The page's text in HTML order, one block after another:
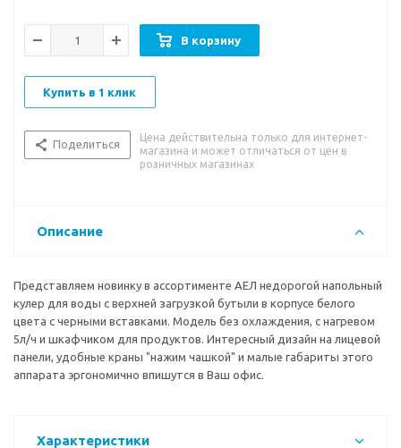
В корзину
Купить в 1 клик
Поделиться
Цена действительна только для интернет-
магазина и может отличаться от цен в
розничных магазинах
Описание
Представляем новинку в ассортименте АЕЛ недорогой напольный
кулер для воды с верхней загрузкой бутыли в корпусе белого
цвета с черными вставками. Модель без охлаждения, с нагревом
5л/ч и шкафчиком для продуктов. Интересный дизайн на лицевой
панели, удобные краны "нажим чашкой" и малые габариты этого
аппарата эргономично впишутся в Ваш офис.
Характеристики